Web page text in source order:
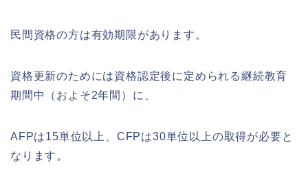
民間資格の方は有効期限があります。
資格更新のためには資格認定後に定められる継続教育
期間中（およそ2年間）に、
AFPは15単位以上、CFPは30単位以上の取得が必要と
なります。